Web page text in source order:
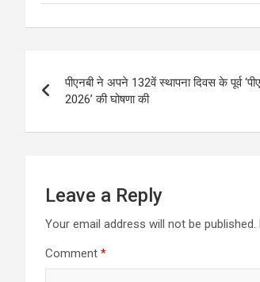
navigation
पीएनबी ने अपने 132वें स्थापना दिवस के पूर्व
2026’ की घोषणा की
Leave a Reply
Your email address will not be published.
Comment *